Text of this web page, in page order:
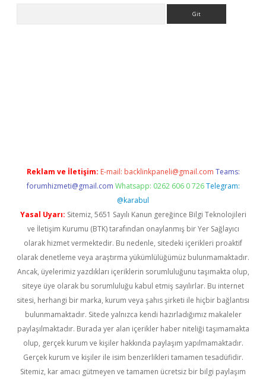
Reklam ve İletişim: E-mail: backlinkpaneli@gmail.com Teams:
forumhizmeti@gmail.com Whatsapp: 0262 606 0 726 Telegram:
@karabul
Yasal Uyarı: Sitemiz, 5651 Sayılı Kanun gereğince Bilgi Teknolojileri
ve İletişim Kurumu (BTK) tarafından onaylanmış bir Yer Sağlayıcı
olarak hizmet vermektedir. Bu nedenle, sitedeki içerikleri proaktif
olarak denetleme veya araştırma yükümlülüğümüz bulunmamaktadır.
Ancak, üyelerimiz yazdıkları içeriklerin sorumluluğunu taşımakta olup,
siteye üye olarak bu sorumluluğu kabul etmiş sayılırlar. Bu internet
sitesi, herhangi bir marka, kurum veya şahıs şirketi ile hiçbir bağlantısı
bulunmamaktadır. Sitede yalnızca kendi hazırladığımız makaleler
paylaşılmaktadır. Burada yer alan içerikler haber niteliği taşımamakta
olup, gerçek kurum ve kişiler hakkında paylaşım yapılmamaktadır.
Gerçek kurum ve kişiler ile isim benzerlikleri tamamen tesadüfidir.
Sitemiz, kar amacı gütmeyen ve tamamen ücretsiz bir bilgi paylaşım